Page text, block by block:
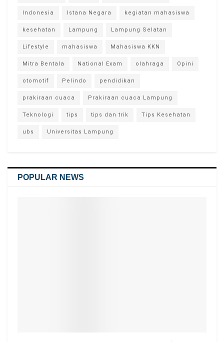
Indonesia Istana Negara kegiatan mahasiswa
kesehatan Lampung Lampung Selatan
Lifestyle mahasiswa Mahasiswa KKN
Mitra Bentala National Exam olahraga Opini
otomotif Pelindo pendidikan
prakiraan cuaca Prakiraan cuaca Lampung
Teknologi tips tips dan trik Tips Kesehatan
ubs Universitas Lampung
POPULAR NEWS